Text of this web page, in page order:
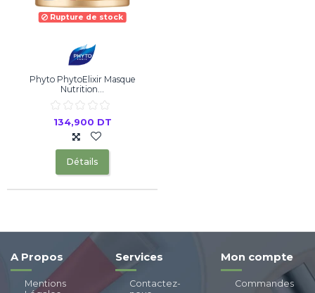
Rupture de stock
Phyto PhytoElixir Masque
Nutrition...
134,900 DT
Détails
A Propos
Mentions
Services
Contactez-
Mon compte
Commandes